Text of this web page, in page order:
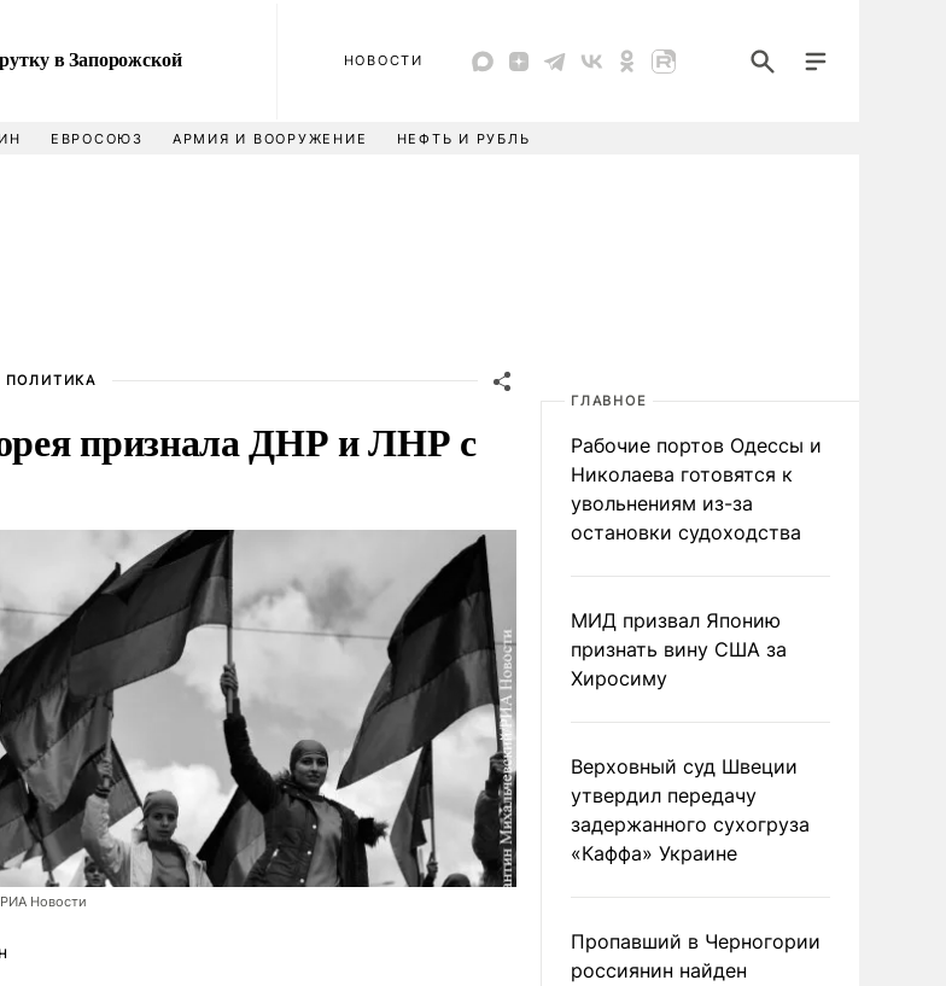
в Запорожской
НОВОСТИ
ЕВРОСОЮЗ АРМИЯ И ВООРУЖЕНИЕ НЕФТЬ И РУБЛЬ
ПОЛИТИКА
признала ДНР и ЛНР с
Новости
ГЛАВНОЕ
Рабочие портов Одессы и
Николаева готовятся к
увольнениям из-за
остановки судоходства
МИД призвал Японию
признать вину США за
Хиросиму
Верховный суд Швеции
утвердил передачу
задержанного сухогруза
«Каффа» Украине
Пропавший в Черногории
россиянин найден